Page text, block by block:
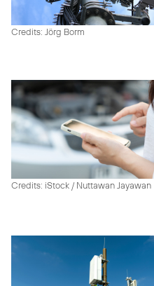
Credits: Jörg Borm
Credits: iStock / Nuttawan Jayawan